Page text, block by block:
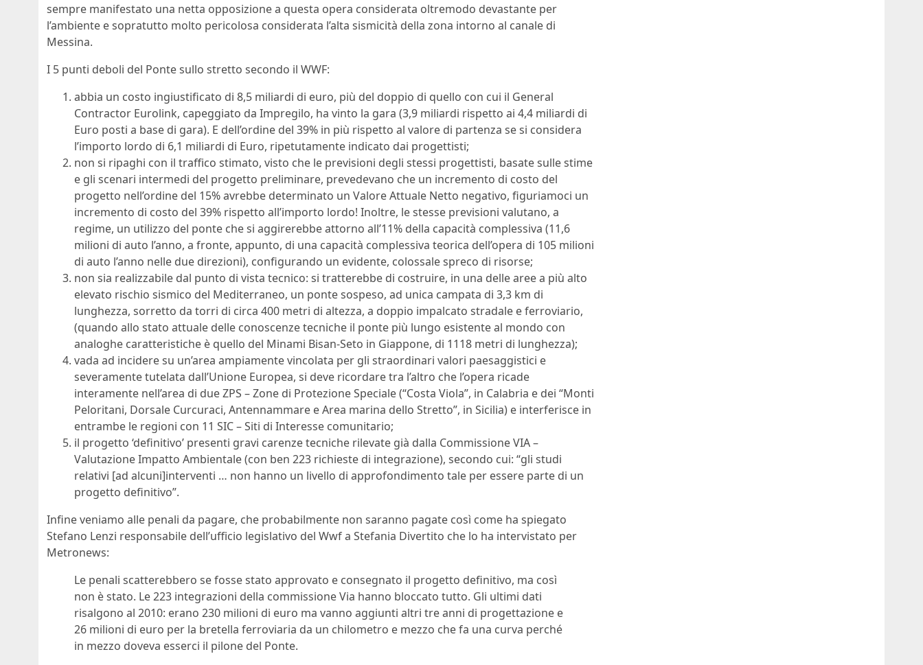
sempre manifestato una netta opposizione a questa opera considerata oltremodo devastante per
l’ambiente e sopratutto molto pericolosa considerata l’alta sismicità della zona intorno al canale di
Messina.
I 5 punti deboli del Ponte sullo stretto secondo il WWF:
abbia un costo ingiustificato di 8,5 miliardi di euro, più del doppio di quello con cui il General
Contractor Eurolink, capeggiato da Impregilo, ha vinto la gara (3,9 miliardi rispetto ai 4,4 miliardi di
Euro posti a base di gara). E dell’ordine del 39% in più rispetto al valore di partenza se si considera
l’importo lordo di 6,1 miliardi di Euro, ripetutamente indicato dai progettisti;
non si ripaghi con il traffico stimato, visto che le previsioni degli stessi progettisti, basate sulle stime
e gli scenari intermedi del progetto preliminare, prevedevano che un incremento di costo del
progetto nell’ordine del 15% avrebbe determinato un Valore Attuale Netto negativo, figuriamoci un
incremento di costo del 39% rispetto all’importo lordo! Inoltre, le stesse previsioni valutano, a
regime, un utilizzo del ponte che si aggirerebbe attorno all’11% della capacità complessiva (11,6
milioni di auto l’anno, a fronte, appunto, di una capacità complessiva teorica dell’opera di 105 milioni
di auto l’anno nelle due direzioni), configurando un evidente, colossale spreco di risorse;
non sia realizzabile dal punto di vista tecnico: si tratterebbe di costruire, in una delle aree a più alto
elevato rischio sismico del Mediterraneo, un ponte sospeso, ad unica campata di 3,3 km di
lunghezza, sorretto da torri di circa 400 metri di altezza, a doppio impalcato stradale e ferroviario,
(quando allo stato attuale delle conoscenze tecniche il ponte più lungo esistente al mondo con
analoghe caratteristiche è quello del Minami Bisan-Seto in Giappone, di 1118 metri di lunghezza);
vada ad incidere su un’area ampiamente vincolata per gli straordinari valori paesaggistici e
severamente tutelata dall’Unione Europea, si deve ricordare tra l’altro che l’opera ricade
interamente nell’area di due ZPS – Zone di Protezione Speciale (“Costa Viola”, in Calabria e dei “Monti
Peloritani, Dorsale Curcuraci, Antennammare e Area marina dello Stretto”, in Sicilia) e interferisce in
entrambe le regioni con 11 SIC – Siti di Interesse comunitario;
il progetto ‘definitivo’ presenti gravi carenze tecniche rilevate già dalla Commissione VIA –
Valutazione Impatto Ambientale (con ben 223 richieste di integrazione), secondo cui: “gli studi
relativi [ad alcuni]interventi … non hanno un livello di approfondimento tale per essere parte di un
progetto definitivo”.
Infine veniamo alle penali da pagare, che probabilmente non saranno pagate così come ha spiegato
Stefano Lenzi responsabile dell’ufficio legislativo del Wwf a Stefania Divertito che lo ha intervistato per
Metronews:
Le penali scatterebbero se fosse stato approvato e consegnato il progetto definitivo, ma così
non è stato. Le 223 integrazioni della commissione Via hanno bloccato tutto. Gli ultimi dati
risalgono al 2010: erano 230 milioni di euro ma vanno aggiunti altri tre anni di progettazione e
26 milioni di euro per la bretella ferroviaria da un chilometro e mezzo che fa una curva perché
in mezzo doveva esserci il pilone del Ponte.